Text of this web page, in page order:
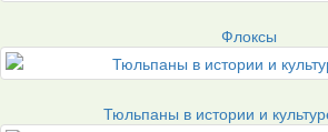
Флоксы
Тюльпаны в истории и